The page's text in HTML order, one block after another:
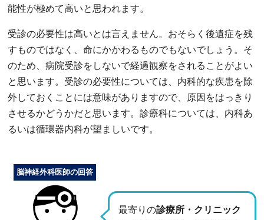
能性が極めて高いと思われます。
受診の必要性は高いとは言えません。おそらく後遺症を残
すものではなく、命にかかわるものでもないでしょう。そ
のため、病院受診をしないで経過観察をされることがよい
と思います。受診の必要性については、内科的な疾患を除
外しておくことには意味がありますので、原因をはっきり
させるかどうかだと思います。診療科については、内科あ
るいは循環器内科が望ましいです。
最寄りの診療所・クリニック
脳神経外科医師の回答